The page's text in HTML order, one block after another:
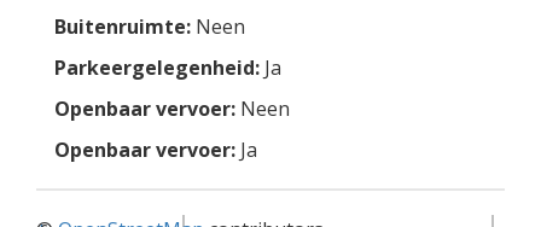
Buitenruimte: Neen
Parkeergelegenheid: Ja
Openbaar vervoer: Neen
Openbaar vervoer: Ja